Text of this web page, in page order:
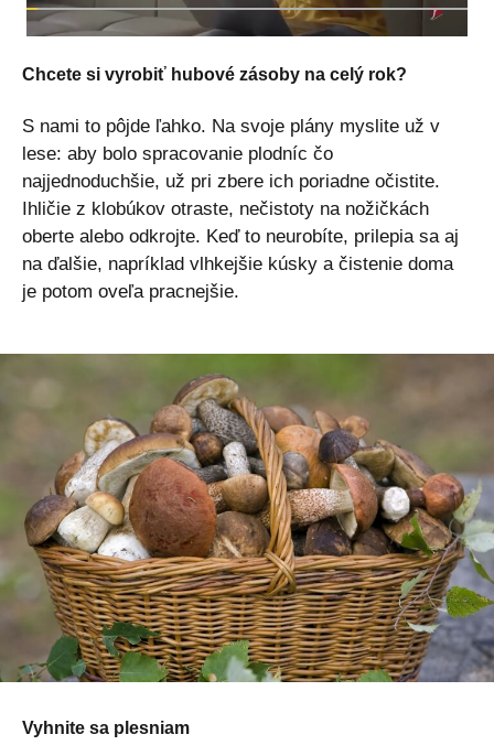
Chcete si vyrobiť hubové zásoby na celý rok?
S nami to pôjde ľahko. Na svoje plány myslite už v
lese: aby bolo spracovanie plodníc čo
najjednoduchšie, už pri zbere ich poriadne očistite.
Ihličie z klobúkov otraste, nečistoty na nožičkách
oberte alebo odkrojte. Keď to neurobíte, prilepia sa aj
na ďalšie, napríklad vlhkejšie kúsky a čistenie doma
je potom oveľa pracnejšie.
Vyhnite sa plesniam